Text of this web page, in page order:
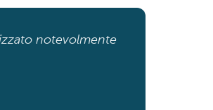
notevolmente